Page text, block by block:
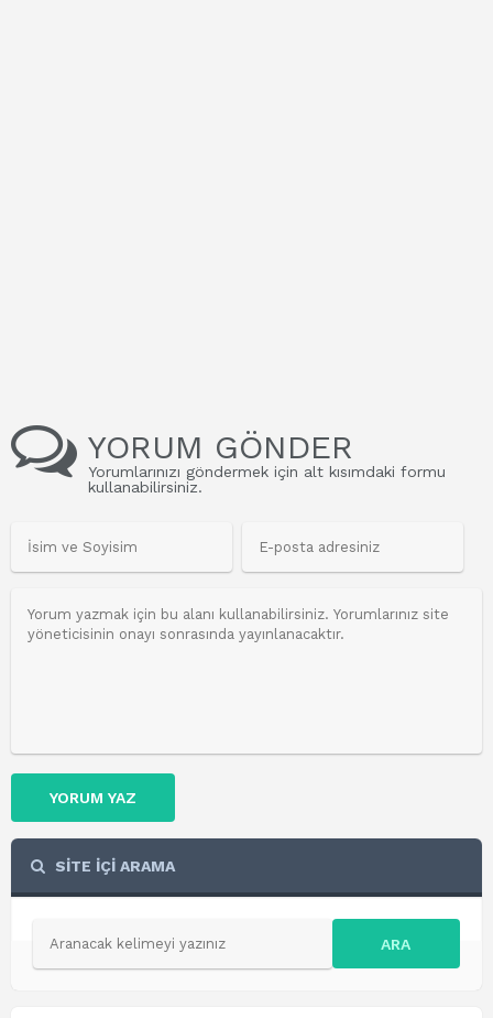
YORUM GÖNDER
Yorumlarınızı göndermek için alt kısımdaki formu
kullanabilirsiniz.
YORUM YAZ
SİTE İÇİ ARAMA
ARA